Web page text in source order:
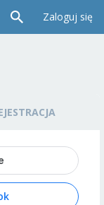
Zaloguj się